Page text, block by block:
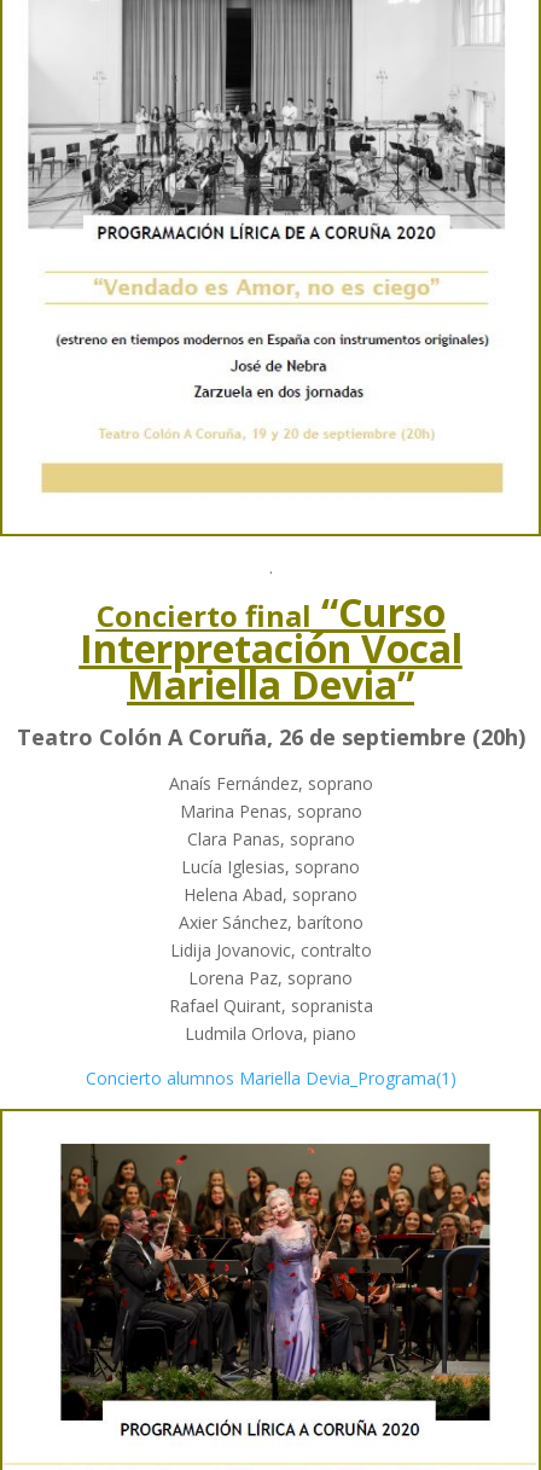
.
Concierto final “Curso
Interpretación Vocal
Mariella Devia”
Teatro Colón A Coruña, 26 de septiembre (20h)
Anaís Fernández, soprano
Marina Penas, soprano
Clara Panas, soprano
Lucía Iglesias, soprano
Helena Abad, soprano
Axier Sánchez, barítono
Lidija Jovanovic, contralto
Lorena Paz, soprano
Rafael Quirant, sopranista
Ludmila Orlova, piano
Concierto alumnos Mariella Devia_Programa(1)